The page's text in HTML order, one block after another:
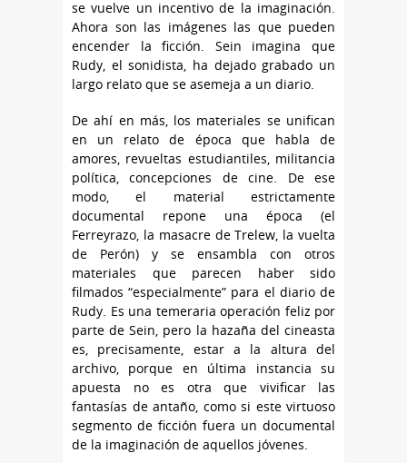
se vuelve un incentivo de la imaginación.
Ahora son las imágenes las que pueden
encender la ficción. Sein imagina que
Rudy, el sonidista, ha dejado grabado un
largo relato que se asemeja a un diario.
De ahí en más, los materiales se unifican
en un relato de época que habla de
amores, revueltas estudiantiles, militancia
política, concepciones de cine. De ese
modo, el material estrictamente
documental repone una época (el
Ferreyrazo, la masacre de Trelew, la vuelta
de Perón) y se ensambla con otros
materiales que parecen haber sido
filmados “especialmente” para el diario de
Rudy. Es una temeraria operación feliz por
parte de Sein, pero la hazaña del cineasta
es, precisamente, estar a la altura del
archivo, porque en última instancia su
apuesta no es otra que vivificar las
fantasías de antaño, como si este virtuoso
segmento de ficción fuera un documental
de la imaginación de aquellos jóvenes.